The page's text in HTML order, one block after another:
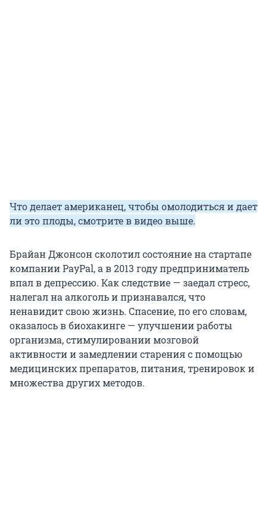
Что делает американец, чтобы омолодиться и дает
ли это плоды, смотрите в видео выше.
Брайан Джонсон сколотил состояние на стартапе
компании PayPal, а в 2013 году предприниматель
впал в депрессию. Как следствие — заедал стресс,
налегал на алкоголь и признавался, что
ненавидит свою жизнь. Спасение, по его словам,
оказалось в биохакинге — улучшении работы
организма, стимулировании мозговой
активности и замедлении старения с помощью
медицинских препаратов, питания, тренировок и
множества других методов.